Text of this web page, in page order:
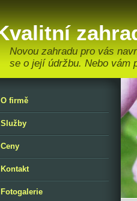
Novou zahradu pro vás
se o její údržbu. Nebo vám
O firmě
Služby
Ceny
Kontakt
Fotogalerie